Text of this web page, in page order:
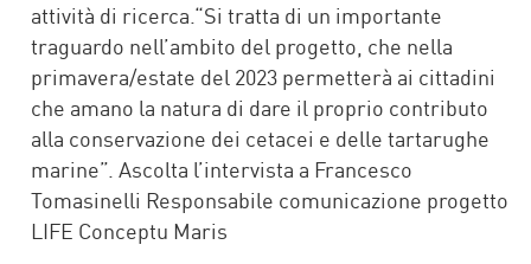
attività di ricerca.“Si tratta di un importante
traguardo nell’ambito del progetto, che nella
primavera/estate del 2023 permetterà ai cittadini
che amano la natura di dare il proprio contributo
alla conservazione dei cetacei e delle tartarughe
marine”. Ascolta l’intervista a Francesco
Tomasinelli Responsabile comunicazione progetto
LIFE Conceptu Maris